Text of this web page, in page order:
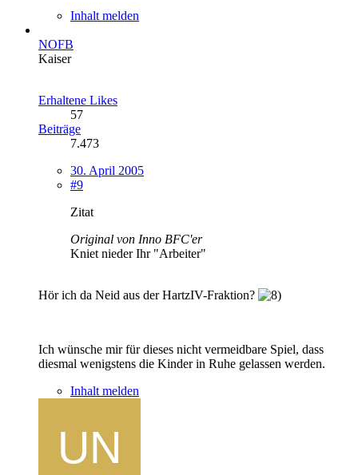
Inhalt melden
NOFB
Kaiser
Erhaltene Likes
57
Beiträge
7.473
30. April 2005
#9
Zitat
Original von Inno BFC'er
Kniet nieder Ihr "Arbeiter"
Hör ich da Neid aus der HartzIV-Fraktion?
Ich wünsche mir für dieses nicht vermeidbare Spiel, dass
diesmal wenigstens die Kinder in Ruhe gelassen werden.
Inhalt melden